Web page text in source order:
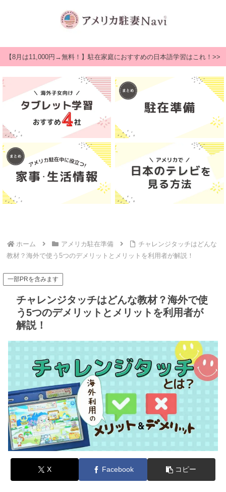
【8月は11,000円→無料！】駐在家庭におすすめの日本語学習はこれ！>>
ホーム アメリカ駐在準備
チャレンジタッチはどんな
教材？海外で使う5つのデメリットとメリットを利用者が解説！
一部PRを含みます
チャレンジタッチはどんな教材？海外で使
う5つのデメリットとメリットを利用者が
解説！
X Facebook コピー